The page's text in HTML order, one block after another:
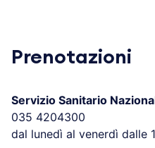
Prenotazioni
Servizio Sanitario
035 4204300
dal lunedì al venerdì dalle